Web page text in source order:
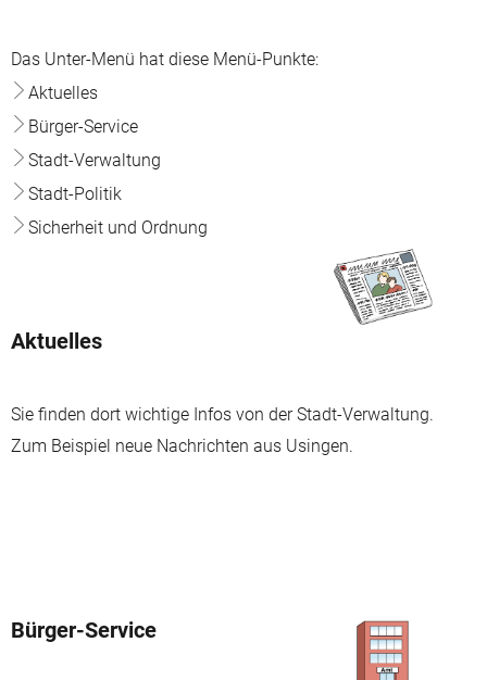
Das Unter-Menü hat diese Menü-Punkte:
Aktuelles
Bürger-Service
Stadt-Verwaltung
Stadt-Politik
Sicherheit und Ordnung
Aktuelles
Sie finden dort wichtige Infos von der Stadt-Verwaltung.
Zum Beispiel neue Nachrichten aus Usingen.
Bürger-Service